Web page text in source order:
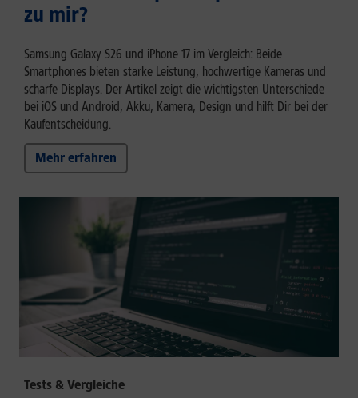
zu mir?
Samsung Galaxy S26 und iPhone 17 im Vergleich: Beide
Smartphones bieten starke Leistung, hochwertige Kameras und
scharfe Displays. Der Artikel zeigt die wichtigsten Unterschiede
bei iOS und Android, Akku, Kamera, Design und hilft Dir bei der
Kaufentscheidung.
Mehr erfahren
Tests & Vergleiche